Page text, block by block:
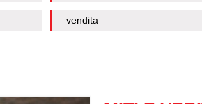
vendita